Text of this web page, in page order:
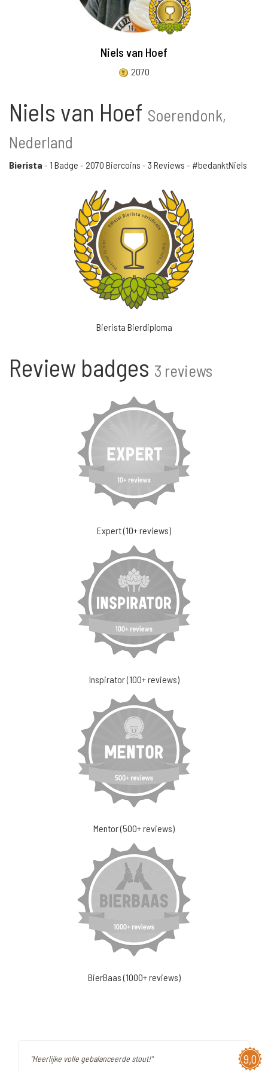
Niels van Hoef
2070
Niels van Hoef Soerendonk,
Nederland
Bierista - 1 Badge - 2070 Biercoins - 3 Reviews - #bedanktNiels
Bierista Bierdiploma
Review badges 3 reviews
Expert (10+ reviews)
Inspirator (100+ reviews)
Mentor (500+ reviews)
BierBaas (1000+ reviews)
9,0
"Heerlijke volle gebalanceerde stout!"